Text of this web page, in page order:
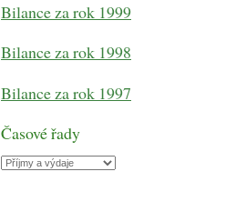
Bilance za rok 1999
Bilance za rok 1998
Bilance za rok 1997
Časové řady